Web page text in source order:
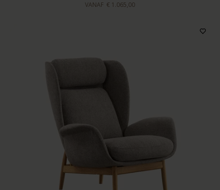
VANAF € 1.065,00